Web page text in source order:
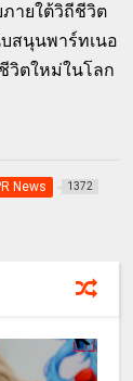
ายใต้วิถีชีวิต
สนุนพาร์ทเนอ
วิตใหม่ในโลก
News 1372